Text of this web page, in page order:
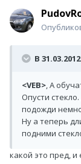
В
<VEB>, А
Опусти
подожди
Ну а теперь
подними
какой это пред,